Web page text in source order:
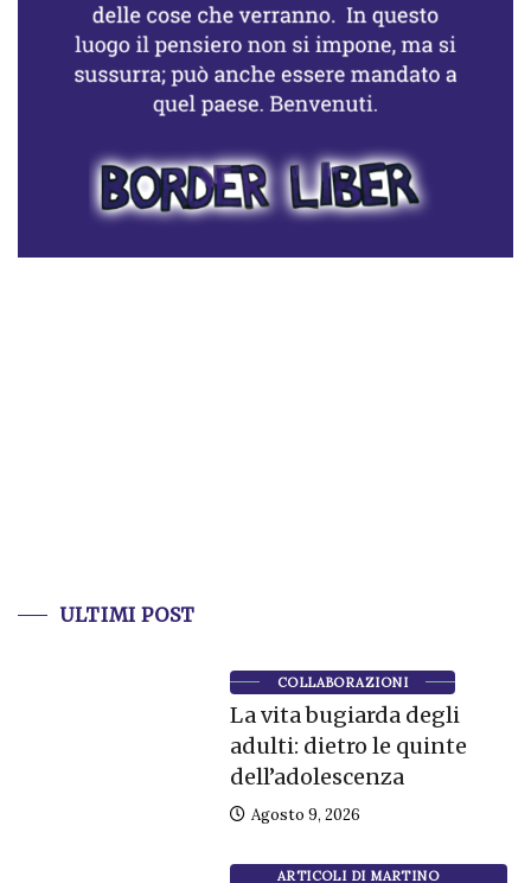
ULTIMI POST
COLLABORAZIONI
La vita bugiarda degli
adulti: dietro le quinte
dell’adolescenza
Agosto 9, 2026
ARTICOLI DI MARTINO